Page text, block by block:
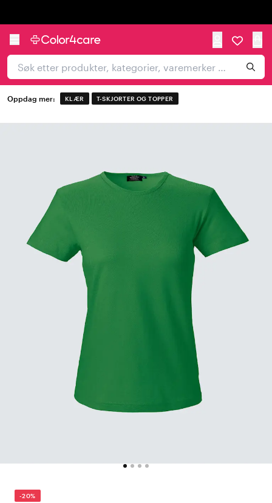
Oppdag mer: KLÆR T-SKJORTER OG TOPPER
-20%